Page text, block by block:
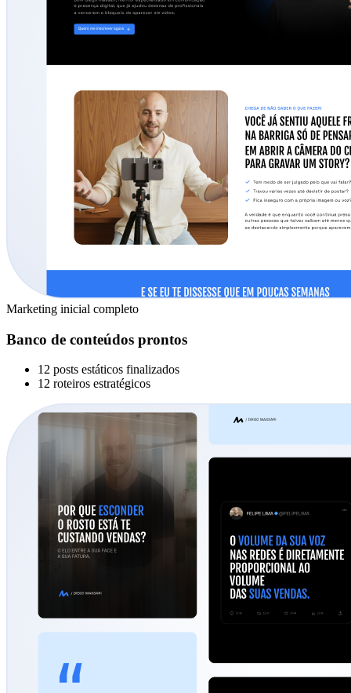
Marketing inicial completo
Banco de conteúdos prontos
12 posts estáticos finalizados
12 roteiros estratégicos